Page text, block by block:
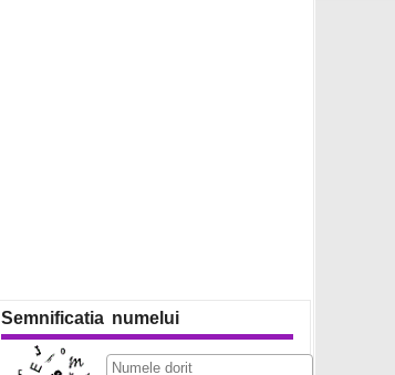
Semnificatia numelui